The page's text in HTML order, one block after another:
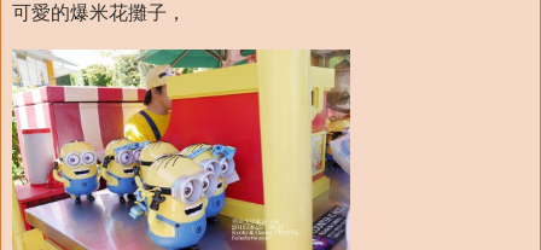
可愛的爆米花攤子，